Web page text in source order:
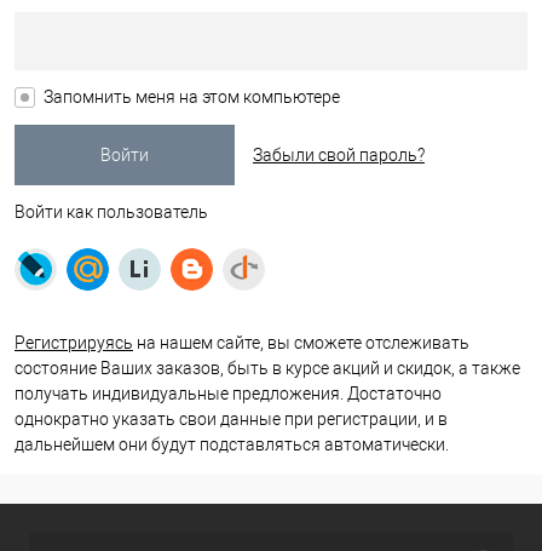
Запомнить меня на этом компьютере
Забыли свой пароль?
Войти как пользователь
Регистрируясь на нашем сайте, вы сможете отслеживать
состояние Ваших заказов, быть в курсе акций и скидок, а также
получать индивидуальные предложения. Достаточно
однократно указать свои данные при регистрации, и в
дальнейшем они будут подставляться автоматически.